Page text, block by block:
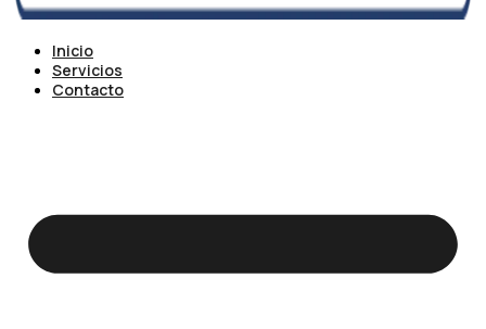
Inicio
Servicios
Contacto